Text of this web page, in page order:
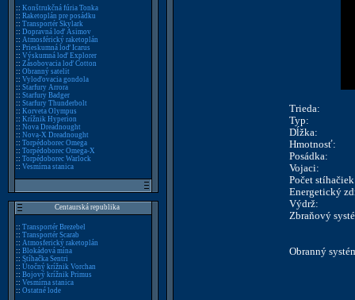
:: Konštrukčná fúria Tonka
:: Raketoplán pre posádku
:: Transportér Skylark
:: Dopravná loď Asimov
:: Atmosférický raketoplán
:: Prieskumná loď Icarus
:: Výskumná loď Explorer
:: Zásobovacia loď Cotton
:: Obranný satelit
:: Vyloďovacia gondola
:: Starfury Arrora
:: Starfury Badger
:: Starfury Thunderbolt
:: Korveta Olympus
:: Krížnik Hyperion
:: Nova Dreadnought
:: Nova-X Dreadnought
:: Torpédoborec Omega
:: Torpédoborec Omega-X
:: Torpédoborec Warlock
:: Vesmírna stanica
Centaurská republika
:: Transportér Brezebel
:: Transportér Scarab
:: Atmosferický raketoplán
:: Blokádová mína
:: Stíhačka Sentri
:: Útočný krížnik Vorchan
:: Bojový krížnik Primus
:: Vesmírna stanica
:: Ostatné lode
Trieda:
Typ:
Dĺžka:
Hmotnosť:
Posádka:
Vojaci:
Počet
Energetický
Výdrž:
Zbraňový
Obranný